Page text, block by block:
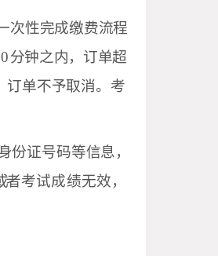
次性完成缴费流程
分钟之内，订单超
订单不予取消。考
份证号码等信息，
者考试成绩无效，